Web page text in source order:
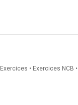
Exercices • Exercices NCB •